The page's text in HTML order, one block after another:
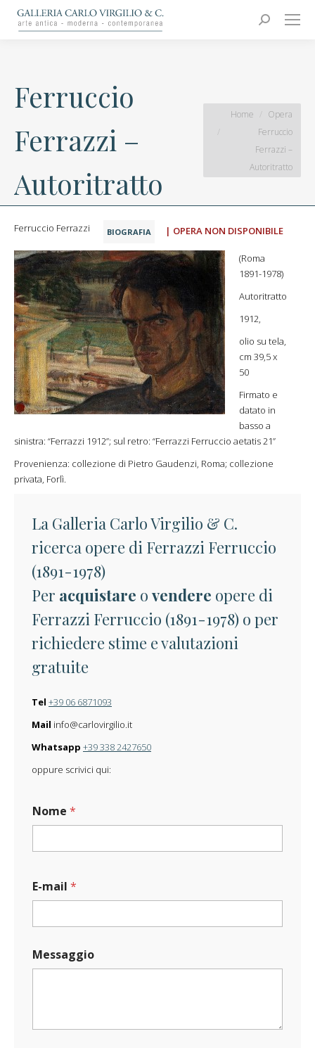
Search:
Carlo Virgilio & C.
Arte moderna e contemporanea
Ferruccio
Ferrazzi –
Autoritratto
You are here:
Home
Opera
Ferruccio
Ferrazzi –
Autoritratto
BIOGRAFIA | OPERA NON DISPONIBILE
Ferruccio Ferrazzi
(Roma
1891-1978)
Autoritratto
1912,
olio su tela,
cm 39,5 x
50
Firmato e
datato in
basso a
sinistra: “Ferrazzi 1912”; sul retro: “Ferrazzi Ferruccio aetatis 21”
Provenienza: collezione di Pietro Gaudenzi, Roma; collezione
privata, Forlì.
La Galleria Carlo Virgilio & C.
ricerca opere di Ferrazzi Ferruccio
(1891-1978)
Per acquistare o vendere opere di
Ferrazzi Ferruccio (1891-1978) o per
richiedere stime e valutazioni
gratuite
Tel +39 06 6871093
Mail info@carlovirgilio.it
Whatsapp +39 338 2427650
oppure scrivici qui:
Nome *
E-mail *
Messaggio